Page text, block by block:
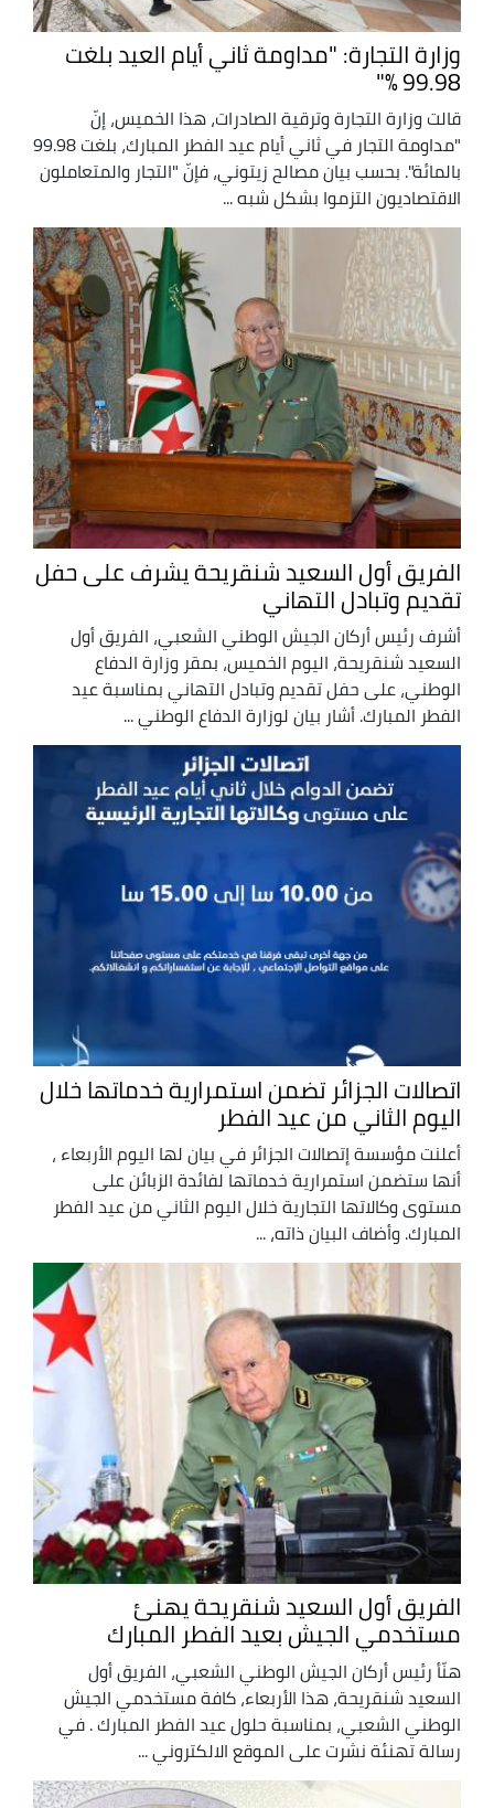
وزارة التجارة: "مداومة ثاني أيام العيد بلغت
99.98 %"
قالت وزارة التجارة وترقية الصادرات، هذا الخميس، إنّ
"مداومة التجار في ثاني أيام عيد الفطر المبارك، بلغت 99.98
بالمائة". بحسب بيان مصالح زيتوني، فإنّ "التجار والمتعاملون
الاقتصاديون التزموا بشكل شبه ...
الفريق أول السعيد شنقريحة يشرف على حفل
تقديم وتبادل التهاني
أشرف رئيس أركان الجيش الوطني الشعبي، الفريق أول
السعيد شنقريحة، اليوم الخميس، بمقر وزارة الدفاع
الوطني، على حفل تقديم وتبادل التهاني بمناسبة عيد
الفطر المبارك. أشار بيان لوزارة الدفاع الوطني ...
اتصالات الجزائر تضمن استمرارية خدماتها خلال
اليوم الثاني من عيد الفطر
أعلنت مؤسسة إتصالات الجزائر في بيان لها اليوم الأربعاء ،
أنها ستضمن استمرارية خدماتها لفائدة الزبائن على
مستوى وكالاتها التجارية خلال اليوم الثاني من عيد الفطر
المبارك. وأضاف البيان ذاته، ...
الفريق أول السعيد شنقريحة يهنئ
مستخدمي الجيش بعيد الفطر المبارك
هنّأ رئيس أركان الجيش الوطني الشعبي، الفريق أول
السعيد شنقريحة، هذا الأربعاء، كافة مستخدمي الجيش
الوطني الشعبي، بمناسبة حلول عيد الفطر المبارك . في
رسالة تهنئة نشرت على الموقع الالكتروني ...